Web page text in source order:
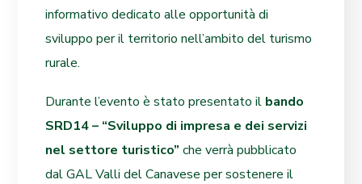
informativo dedicato alle opportunità di
sviluppo per il territorio nell’ambito del turismo
rurale.
Durante l’evento è stato presentato il bando
SRD14 – “Sviluppo di impresa e dei servizi
nel settore turistico”che verrà pubblicato
dal GAL Valli del Canavese per sostenere il